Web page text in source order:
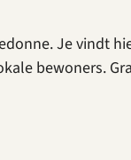
Je vindt
bewoners.